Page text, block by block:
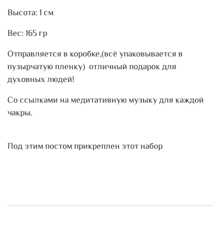
Высота: 1 см
Вес: 165 гр
Отправляется в коробке,(всё упаковывается в
пузырчатую пленку) отличный подарок для
духовных людей!
Со ссылками на медитативную музыку для каждой
чакры.
Под этим постом прикреплен этот набор